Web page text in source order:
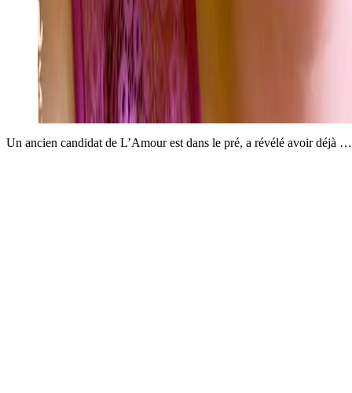
Un ancien candidat de L’Amour est dans le pré, a révélé avoir déjà …